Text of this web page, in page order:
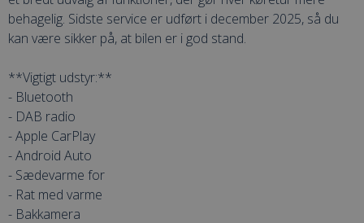
behagelig. Sidste service er udført i december 2025, så du
kan være sikker på, at bilen er i god stand.
**Vigtigt udstyr:**
- Bluetooth
- DAB radio
- Apple CarPlay
- Android Auto
- Sædevarme for
- Rat med varme
- Bakkamera